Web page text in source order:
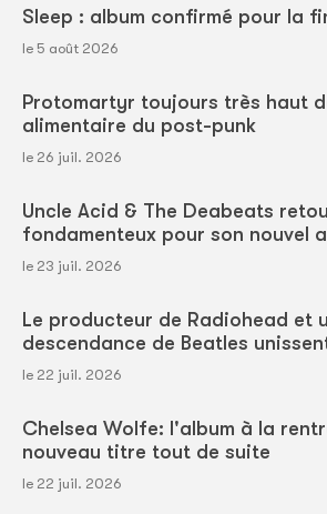
Sleep : album confirmé pour la
le 5 août 2026
Protomartyr toujours très haut
alimentaire du post-punk
le 26 juil. 2026
Uncle Acid & The Deabeats
fondamenteux pour son nouvel
le 23 juil. 2026
Le producteur de Radiohead et
descendance de Beatles
le 22 juil. 2026
Chelsea Wolfe: l'album à la
nouveau titre tout de suite
le 22 juil. 2026